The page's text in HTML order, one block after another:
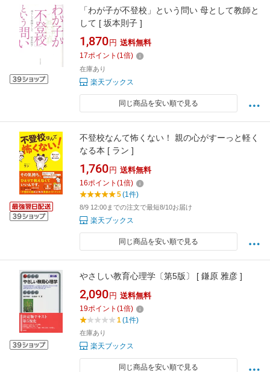
「わが子が不登校」という問い 母として教師と
して [ 坂本則子 ]
1,870 円 送料無料
17ポイント (1倍)
在庫あり
楽天ブックス
同じ商品を安い順で見る
不登校なんて怖くない！ 親の心がすーっと軽く
なる本 [ ラン ]
1,760 円 送料無料
16ポイント (1倍)
5(1件)
8/9 12:00までの注文で最短8/10お届け
楽天ブックス
同じ商品を安い順で見る
やさしい教育心理学〔第5版〕 [ 鎌原 雅彦 ]
2,090 円 送料無料
19ポイント (1倍)
1(1件)
在庫あり
楽天ブックス
同じ商品を安い順で見る